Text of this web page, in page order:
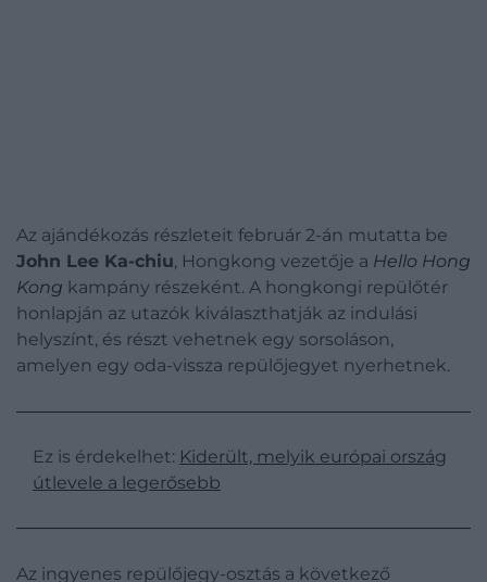
Az ajándékozás részleteit február 2-án mutatta be
John Lee Ka-chiu, Hongkong vezetője a Hello Hong
Kong kampány részeként. A hongkongi repülőtér
honlapján az utazók kiválaszthatják az indulási
helyszínt, és részt vehetnek egy sorsoláson,
amelyen egy oda-vissza repülőjegyet nyerhetnek.
Ez is érdekelhet: Kiderült, melyik európai ország
útlevele a legerősebb
Az ingyenes repülőjegy-osztás a következő